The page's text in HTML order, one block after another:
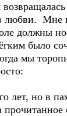
любви. Мне
должны
было
мы
лет, но в